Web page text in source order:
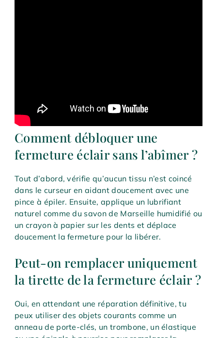
Comment débloquer une
fermeture éclair sans l’abîmer ?
Tout d’abord, vérifie qu’aucun tissu n’est coincé
dans le curseur en aidant doucement avec une
pince à épiler. Ensuite, applique un lubrifiant
naturel comme du savon de Marseille humidifié ou
un crayon à papier sur les dents et déplace
doucement la fermeture pour la libérer.
Peut-on remplacer uniquement
la tirette de la fermeture éclair ?
Oui, en attendant une réparation définitive, tu
peux utiliser des objets courants comme un
anneau de porte-clés, un trombone, un élastique